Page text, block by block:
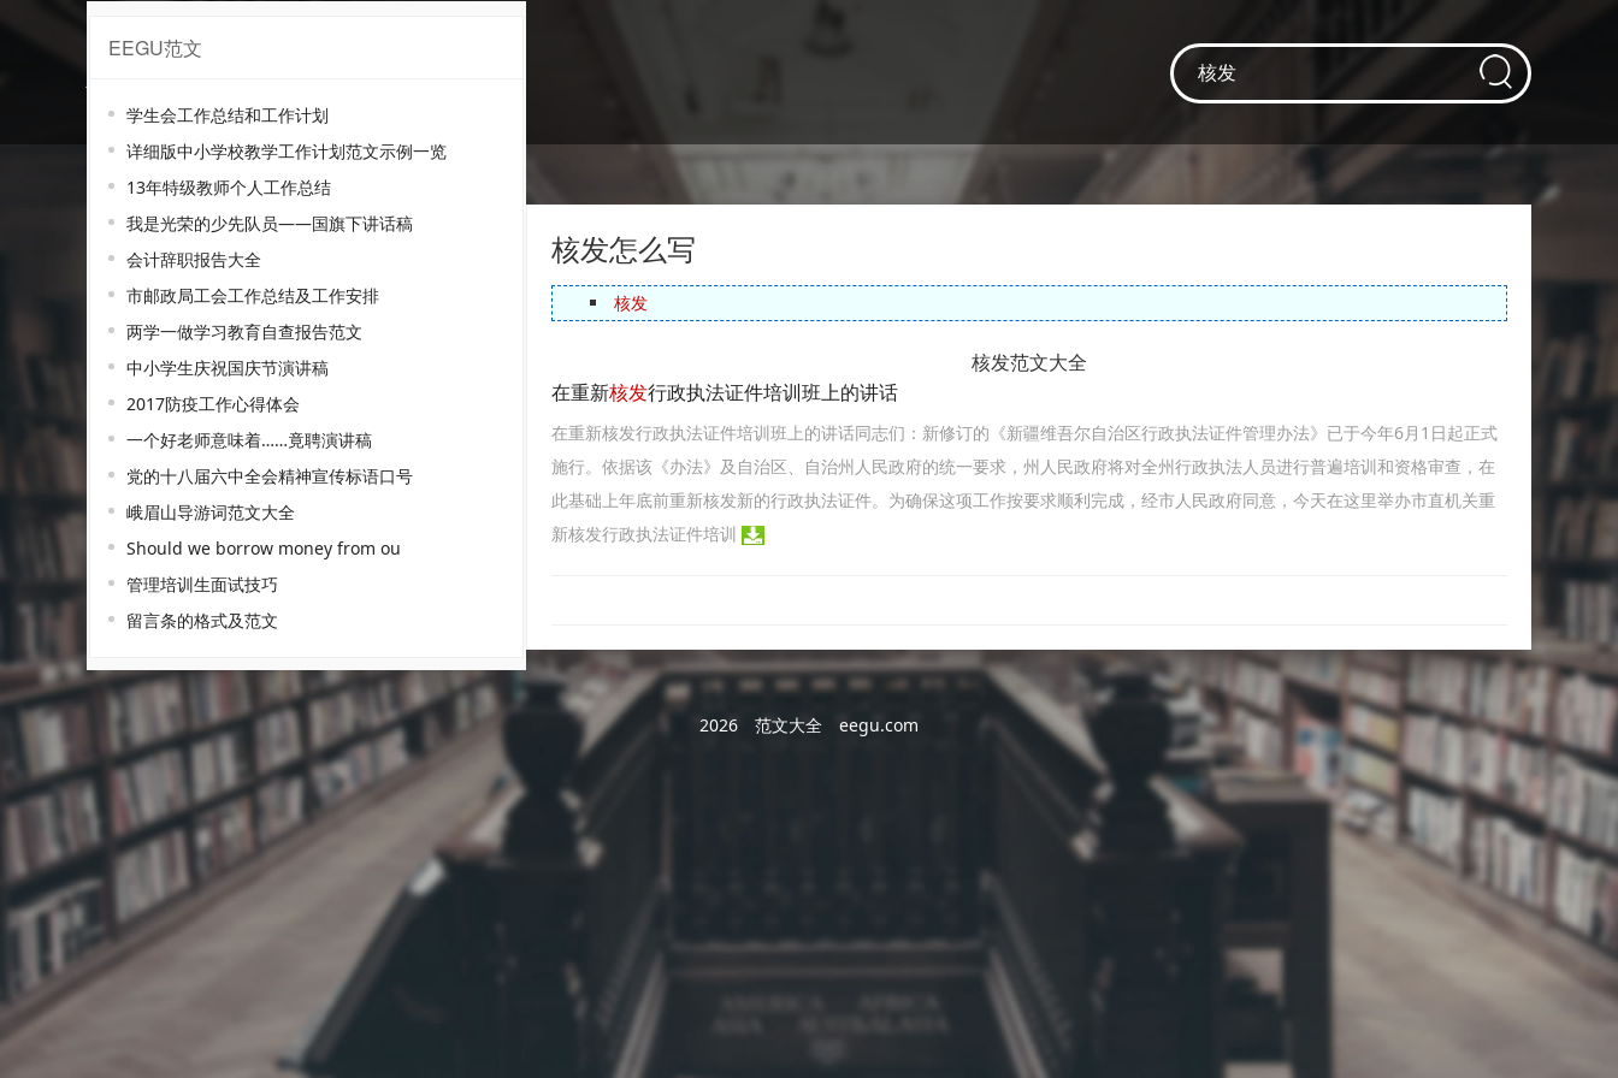
核发范文
EEGU范文
学生会工作总结和工作计划
详细版中小学校教学工作计划范文示例一览
13年特级教师个人工作总结
我是光荣的少先队员——国旗下讲话稿
会计辞职报告大全
市邮政局工会工作总结及工作安排
两学一做学习教育自查报告范文
中小学生庆祝国庆节演讲稿
2017防疫工作心得体会
一个好老师意味着……竟聘演讲稿
党的十八届六中全会精神宣传标语口号
峨眉山导游词范文大全
Should we borrow money from ou
管理培训生面试技巧
留言条的格式及范文
核发怎么写
核发
核发范文大全
在重新核发行政执法证件培训班上的讲话
在重新核发行政执法证件培训班上的讲话同志们：新修订的《新疆维吾尔自治区行政执法证件管理办法》已于今年6月1日起正式
施行。依据该《办法》及自治区、自治州人民政府的统一要求，州人民政府将对全州行政执法人员进行普遍培训和资格审查，在
此基础上年底前重新核发新的行政执法证件。为确保这项工作按要求顺利完成，经市人民政府同意，今天在这里举办市直机关重
新核发行政执法证件培训
2026 范文大全 eegu.com